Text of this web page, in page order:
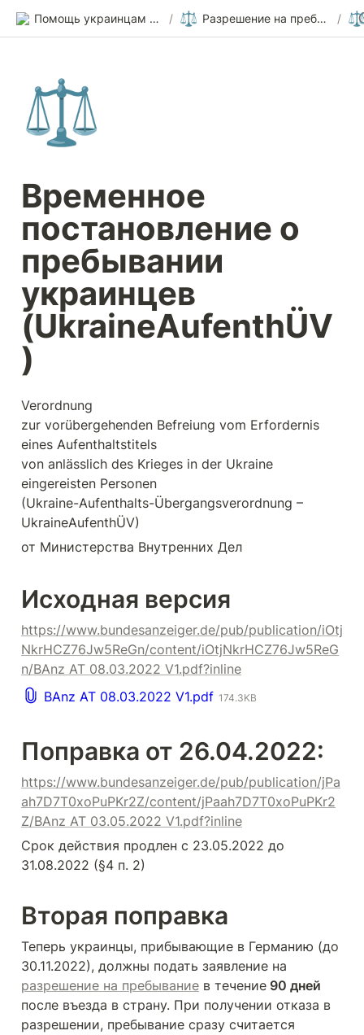
Помощь украинцам в Германии / ⚖️ Разрешение на пребывание /
⚖️
Временное
постановление о
пребывании
украинцев
(UkraineAufenthÜV
)
Verordnung
zur vorübergehenden Befreiung vom Erfordernis
eines Aufenthaltstitels
von anlässlich des Krieges in der Ukraine
eingereisten Personen
(Ukraine-Aufenthalts-Übergangsverordnung –
UkraineAufenthÜV)
от Министерства Внутренних Дел
Исходная версия
https://www.bundesanzeiger.de/pub/publication/iOtj
NkrHCZ76Jw5ReGn/content/iOtjNkrHCZ76Jw5ReG
n/BAnz AT 08.03.2022 V1.pdf?inline
BAnz AT 08.03.2022 V1.pdf 174.3KB
Поправка от 26.04.2022:
https://www.bundesanzeiger.de/pub/publication/jPa
ah7D7T0xoPuPKr2Z/content/jPaah7D7T0xoPuPKr2
Z/BAnz AT 03.05.2022 V1.pdf?inline
Срок действия продлен с 23.05.2022 до
31.08.2022 (§4 п. 2)
Вторая поправка
Теперь украинцы, прибывающие в Германию (до
разрешение на пребывание в течение 90 дней
после въезда в страну. При получении отказа в
разрешении, пребывание сразу считается